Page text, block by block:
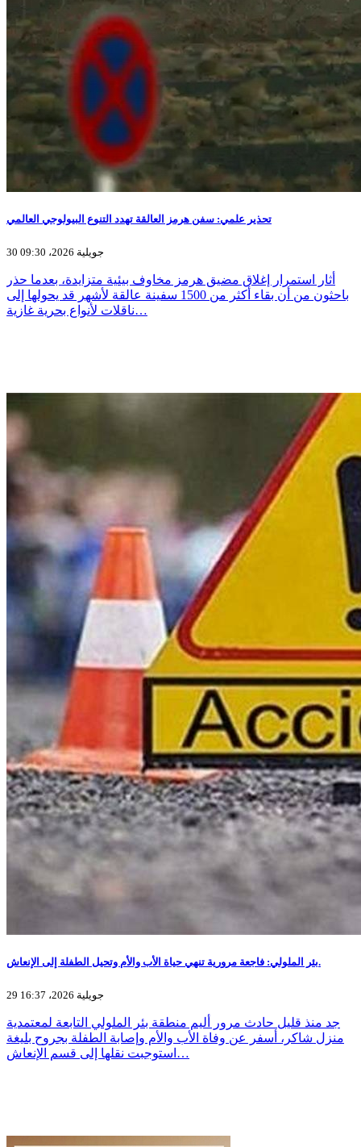
تحذير علمي: سفن هرمز العالقة تهدد التنوع البيولوجي العالمي
30 جويلية 2026، 09:30
أثار استمرار إغلاق مضيق هرمز مخاوف بيئية متزايدة، بعدما حذر
باحثون من أن بقاء أكثر من 1500 سفينة عالقة لأشهر قد يحولها إلى
ناقلات لأنواع بحرية غازية…
بئر الملولي: فاجعة مرورية تنهي حياة الأب والأم وتحيل الطفلة إلى الإنعاش.
29 جويلية 2026، 16:37
جد منذ قليل حادث مرور أليم منطقة بئر الملولي التابعة لمعتمدية
منزل شاكر، أسفر عن وفاة الأب والأم وإصابة الطفلة بجروح بليغة
استوجبت نقلها إلى قسم الإنعاش…